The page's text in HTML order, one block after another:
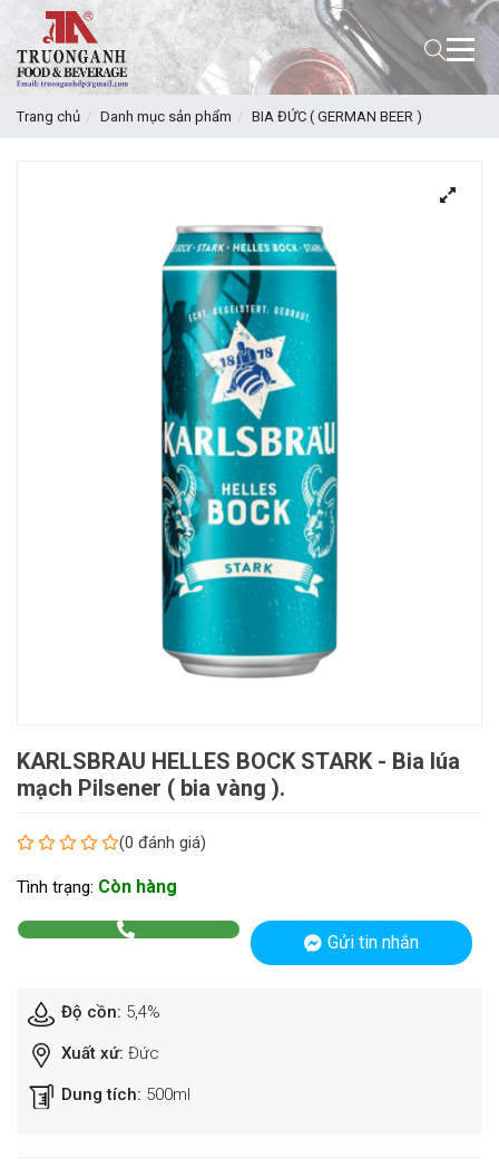
Trang chủ Danh mục sản phẩm BIA ĐỨC ( GERMAN BEER )
KARLSBRAU HELLES BOCK STARK - Bia lúa
mạch Pilsener ( bia vàng ).
(0 đánh giá)
Tình trạng: Còn hàng
Gửi tin nhắn
Độ cồn: 5,4%
Xuất xứ: Đức
Dung tích: 500ml